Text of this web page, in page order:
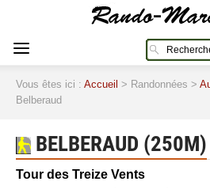
Vous êtes ici : Accueil > Randonnées >
Belberaud
BELBERAUD (250M)
Tour des Treize Vents